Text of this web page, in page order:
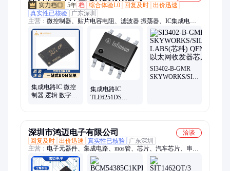
5年 档 综合体验L0 回复及时 出价迅速
真实性已核验
广东深圳
主营： 微控制器、贴片电容电阻、滤波器 振荡器、IC集成电
路、数据转换芯片、射频无线芯片、传感器、继电器
集成电路IC 微控
制器 逻辑 数字比
集成电路IC
TLE6251DS
SI3402-B-GMR
SKYWORKS/SILICON
深圳市鸿迈电子有限公司
洽谈
回复及时 出价迅速 真实性已核验
广东深圳
主营： 电子元器件、集成电路、mos管、芯片、汽车芯片、串口
拓展芯片、电源管理芯片、存储芯片、存储ic、ic、电源芯片、
驱动ic、车规芯片、NXP芯片、TI芯片、ADI芯片、电源模块、